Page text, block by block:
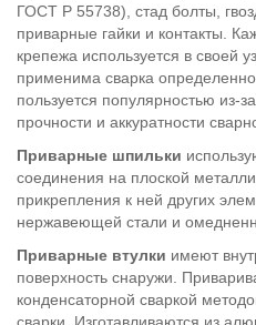
ГОСТ Р 55738), стад болты,
приварные гайки и контакты.
крепежа используется в своей
применима сварка
пользуется популярностью из-
прочности и аккуратности
Приварные шпильки
соединения на плоской
прикрепления к ней других
нержавеющей стали и
Приварные втулки имеют
поверхность снаружи.
конденсаторной сваркой
сварки. Изготавливаются из